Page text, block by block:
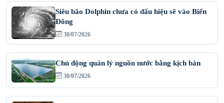
Các em học sinh biểu diễn văn nghệ tại sự kiện
Với sự chung tay của các cấp, các ngành, cộng đồng doanh